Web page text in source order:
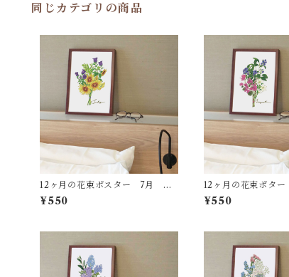
同じカテゴリの商品
12ヶ月の花束ポスター 7月 AP
31
¥550
12ヶ月の花束ポ
2
¥550